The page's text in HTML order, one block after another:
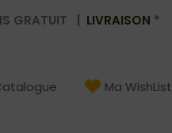
GRATUIT | LIVRAISON *
Ma WishList